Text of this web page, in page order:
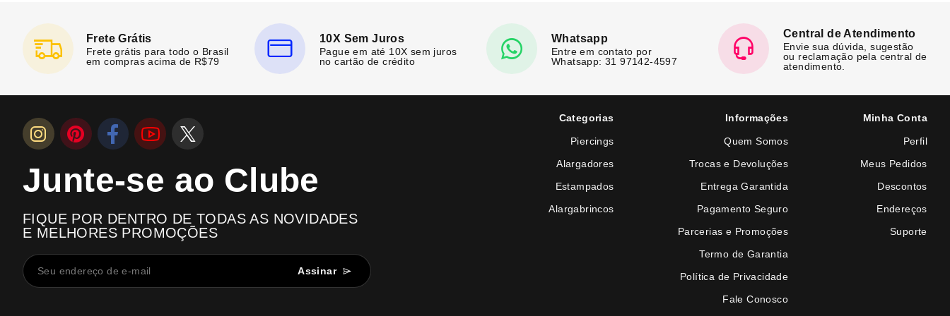
Frete Grátis
Frete grátis para todo o Brasil
em compras acima de R$79
10X Sem Juros
Pague em até 10X sem juros
no cartão de crédito
Whatsapp
Entre em contato por
Whatsapp: 31 97142-4597
Central de Atendimento
Envie sua dúvida, sugestão
ou reclamação pela central de
atendimento.
Junte-se ao Clube
FIQUE POR DENTRO DE TODAS AS NOVIDADES
E MELHORES PROMOÇÕES
Assinar
Categorias
Piercings
Alargadores
Estampados
Alargabrincos
Informações
Quem Somos
Trocas e Devoluções
Entrega Garantida
Pagamento Seguro
Parcerias e Promoções
Termo de Garantia
Política de Privacidade
Fale Conosco
Minha Conta
Perfil
Meus Pedidos
Descontos
Endereços
Suporte